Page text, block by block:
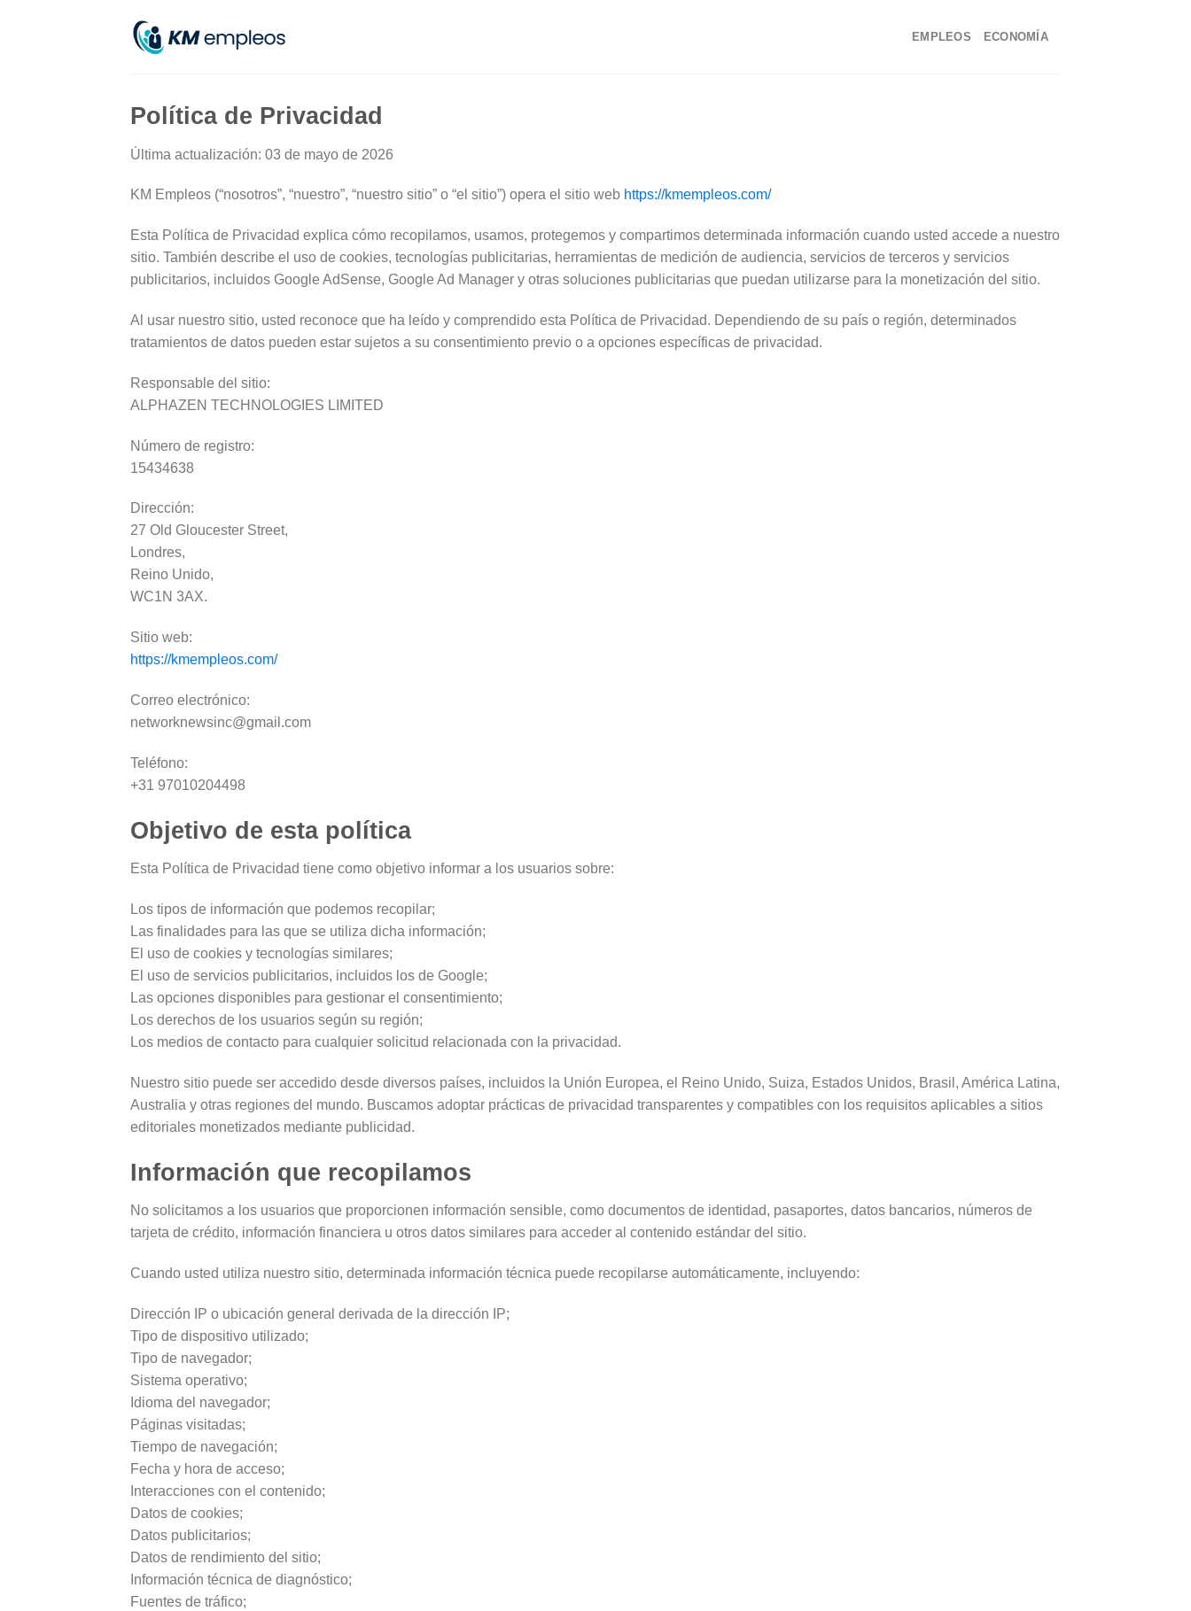
EMPLEOS ECONOMÍA
Política de Privacidad
Última actualización: 03 de mayo de 2026
KM Empleos (“nosotros”, “nuestro”, “nuestro sitio” o “el sitio”) opera el sitio web https://kmempleos.com/
Esta Política de Privacidad explica cómo recopilamos, usamos, protegemos y compartimos determinada información cuando usted accede a nuestro
sitio. También describe el uso de cookies, tecnologías publicitarias, herramientas de medición de audiencia, servicios de terceros y servicios
publicitarios, incluidos Google AdSense, Google Ad Manager y otras soluciones publicitarias que puedan utilizarse para la monetización del sitio.
Al usar nuestro sitio, usted reconoce que ha leído y comprendido esta Política de Privacidad. Dependiendo de su país o región, determinados
tratamientos de datos pueden estar sujetos a su consentimiento previo o a opciones específicas de privacidad.
Responsable del sitio:
ALPHAZEN TECHNOLOGIES LIMITED
Número de registro:
15434638
Dirección:
27 Old Gloucester Street,
Londres,
Reino Unido,
WC1N 3AX.
Sitio web:
https://kmempleos.com/
Correo electrónico:
networknewsinc@gmail.com
Teléfono:
+31 97010204498
Objetivo de esta política
Esta Política de Privacidad tiene como objetivo informar a los usuarios sobre:
Los tipos de información que podemos recopilar;
Las finalidades para las que se utiliza dicha información;
El uso de cookies y tecnologías similares;
El uso de servicios publicitarios, incluidos los de Google;
Las opciones disponibles para gestionar el consentimiento;
Los derechos de los usuarios según su región;
Los medios de contacto para cualquier solicitud relacionada con la privacidad.
Nuestro sitio puede ser accedido desde diversos países, incluidos la Unión Europea, el Reino Unido, Suiza, Estados Unidos, Brasil, América Latina,
Australia y otras regiones del mundo. Buscamos adoptar prácticas de privacidad transparentes y compatibles con los requisitos aplicables a sitios
editoriales monetizados mediante publicidad.
Información que recopilamos
No solicitamos a los usuarios que proporcionen información sensible, como documentos de identidad, pasaportes, datos bancarios, números de
tarjeta de crédito, información financiera u otros datos similares para acceder al contenido estándar del sitio.
Cuando usted utiliza nuestro sitio, determinada información técnica puede recopilarse automáticamente, incluyendo:
Dirección IP o ubicación general derivada de la dirección IP;
Tipo de dispositivo utilizado;
Tipo de navegador;
Sistema operativo;
Idioma del navegador;
Páginas visitadas;
Tiempo de navegación;
Fecha y hora de acceso;
Interacciones con el contenido;
Datos de cookies;
Datos publicitarios;
Datos de rendimiento del sitio;
Información técnica de diagnóstico;
Fuentes de tráfico;